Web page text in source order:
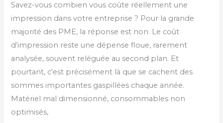
Savez-vous combien vous coûte réellement une
impression dans votre entreprise ? Pour la grande
majorité des PME, la réponse est non. Le coût
d’impression reste une dépense floue, rarement
analysée, souvent reléguée au second plan. Et
pourtant, c’est précisément là que se cachent des
sommes importantes gaspillées chaque année.
Matériel mal dimensionné, consommables non
optimisés,